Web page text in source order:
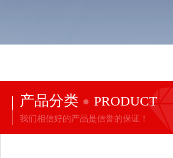
产品分类 PRODUCT
我们相信好的产品是信誉的保证！